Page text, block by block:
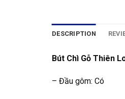
DESCRIPTION
Bút Chì Gỗ Thiên
– Đầu gôm: Có